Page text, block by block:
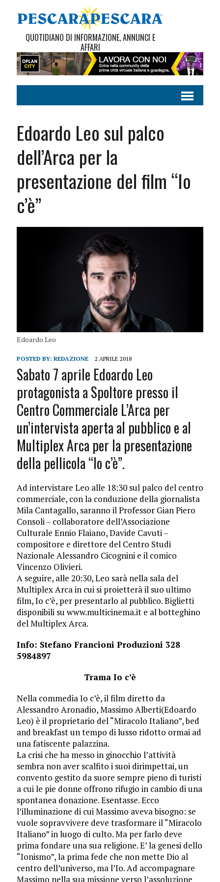
QUOTIDIANO DI INFORMAZIONE, ANNUNCI E
AFFARI
Edoardo Leo sul palco
dell’Arca per la
presentazione del film “Io
c’è”
Edoardo Leo
POSTED BY: REDAZIONE 2 APRILE 2018
Sabato 7 aprile Edoardo Leo
protagonista a Spoltore presso il
Centro Commerciale L’Arca per
un’intervista aperta al pubblico e al
Multiplex Arca per la presentazione
della pellicola “Io c’è”.
Ad intervistare Leo alle 18:30 sul palco del centro
commerciale, con la conduzione della giornalista
Mila Cantagallo, saranno il Professor Gian Piero
Consoli – collaboratore dell’Associazione
Culturale Ennio Flaiano, Davide Cavuti –
compositore e direttore del Centro Studi
Nazionale Alessandro Cicognini e il comico
Vincenzo Olivieri.
A seguire, alle 20:30, Leo sarà nella sala del
Multiplex Arca in cui si proietterà il suo ultimo
film, Io c’è, per presentarlo al pubblico. Biglietti
disponibili su www.multicinema.it e al botteghino
del Multiplex Arca.
Info: Stefano Francioni Produzioni 328
5984897
Trama Io c’è
Nella commedia Io c’è, il film diretto da
Alessandro Aronadio, Massimo Alberti(Edoardo
Leo) è il proprietario del “Miracolo Italiano”, bed
and breakfast un tempo di lusso ridotto ormai ad
una fatiscente palazzina.
La crisi che ha messo in ginocchio l’attività
sembra non aver scalfito i suoi dirimpettai, un
convento gestito da suore sempre pieno di turisti
a cui le pie donne offrono rifugio in cambio di una
spontanea donazione. Esentasse. Ecco
l’illuminazione di cui Massimo aveva bisogno: se
vuole sopravvivere deve trasformare il “Miracolo
Italiano” in luogo di culto. Ma per farlo deve
prima fondare una sua religione. E’ la genesi dello
“Ionismo”, la prima fede che non mette Dio al
centro dell’universo, ma l’Io. Ad accompagnare
Massimo nella sua missione verso l’assoluzione